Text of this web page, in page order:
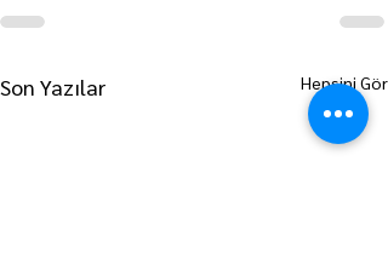
Son Yazılar Hepsini Gör